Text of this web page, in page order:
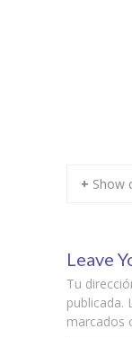
+
Leave
Tu
publicada.
marcados